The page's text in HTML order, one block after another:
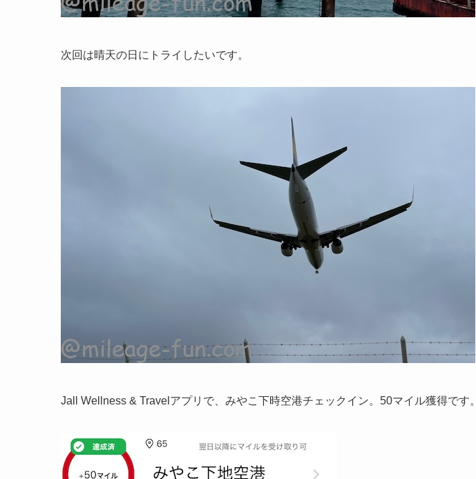
次回は晴天の日にトライしたいです。
Jall Wellness & Travelアプリで、みやこ下時空港チェックイン。50マイル獲得です。